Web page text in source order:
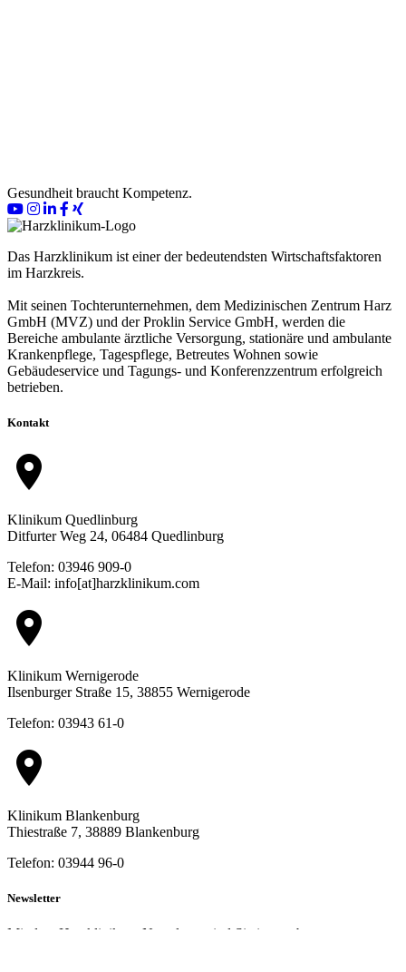
Gesundheit braucht Kompetenz.
Das Harzklinikum ist einer der bedeutendsten Wirtschaftsfaktoren
im Harzkreis.
Mit seinen Tochterunternehmen, dem Medizinischen Zentrum Harz
GmbH (MVZ) und der Proklin Service GmbH, werden die
Bereiche ambulante ärztliche Versorgung, stationäre und ambulante
Krankenpflege, Tagespflege, Betreutes Wohnen sowie
Gebäudeservice und Tagungs- und Konferenzzentrum erfolgreich
betrieben.
Kontakt
location_on
Klinikum Quedlinburg
Ditfurter Weg 24, 06484 Quedlinburg
Telefon: 03946 909-0
E-Mail: info[at]harzklinikum.com
location_on
Klinikum Wernigerode
Ilsenburger Straße 15, 38855 Wernigerode
Telefon: 03943 61-0
location_on
Klinikum Blankenburg
Thiestraße 7, 38889 Blankenburg
Telefon: 03944 96-0
Newsletter
Mit dem Harzklinikum-Newsletter sind Sie immer bestens